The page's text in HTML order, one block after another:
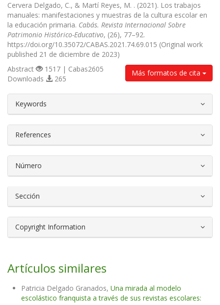
Cervera Delgado, C., & Martí Reyes, M. . (2021). Los trabajos
manuales: manifestaciones y muestras de la cultura escolar en
la educación primaria. Cabás. Revista Internacional Sobre
Patrimonio Histórico-Educativo, (26), 77–92.
https://doi.org/10.35072/CABAS.2021.74.69.015 (Original work
published 21 de diciembre de 2023)
Más formatos de cita
Abstract
1517 | Cabas2605
Downloads
265
Keywords
References
Número
Sección
Copyright Information
Artículos similares
Patricia Delgado Granados, Una mirada al modelo
escolástico franquista a través de sus revistas escolares: